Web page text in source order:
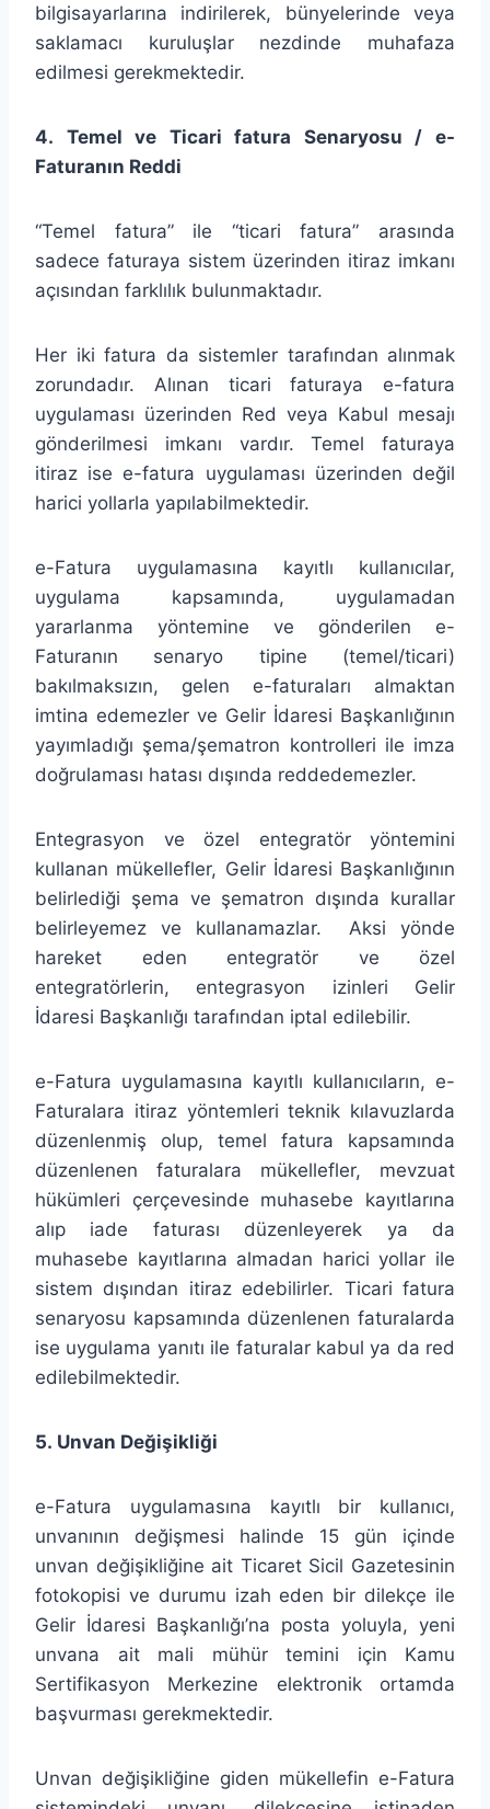
bilgisayarlarına indirilerek, bünyelerinde veya
saklamacı kuruluşlar nezdinde muhafaza
edilmesi gerekmektedir.
4. Temel ve Ticari fatura Senaryosu / e-
Faturanın Reddi
“Temel fatura” ile “ticari fatura” arasında
sadece faturaya sistem üzerinden itiraz imkanı
açısından farklılık bulunmaktadır.
Her iki fatura da sistemler tarafından alınmak
zorundadır. Alınan ticari faturaya e-fatura
uygulaması üzerinden Red veya Kabul mesajı
gönderilmesi imkanı vardır. Temel faturaya
itiraz ise e-fatura uygulaması üzerinden değil
harici yollarla yapılabilmektedir.
e-Fatura uygulamasına kayıtlı kullanıcılar,
uygulama kapsamında, uygulamadan
yararlanma yöntemine ve gönderilen e-
Faturanın senaryo tipine (temel/ticari)
bakılmaksızın, gelen e-faturaları almaktan
imtina edemezler ve Gelir İdaresi Başkanlığının
yayımladığı şema/şematron kontrolleri ile imza
doğrulaması hatası dışında reddedemezler.
Entegrasyon ve özel entegratör yöntemini
kullanan mükellefler, Gelir İdaresi Başkanlığının
belirlediği şema ve şematron dışında kurallar
belirleyemez ve kullanamazlar. Aksi yönde
hareket eden entegratör ve özel
entegratörlerin, entegrasyon izinleri Gelir
İdaresi Başkanlığı tarafından iptal edilebilir.
e-Fatura uygulamasına kayıtlı kullanıcıların, e-
Faturalara itiraz yöntemleri teknik kılavuzlarda
düzenlenmiş olup, temel fatura kapsamında
düzenlenen faturalara mükellefler, mevzuat
hükümleri çerçevesinde muhasebe kayıtlarına
alıp iade faturası düzenleyerek ya da
muhasebe kayıtlarına almadan harici yollar ile
sistem dışından itiraz edebilirler. Ticari fatura
senaryosu kapsamında düzenlenen faturalarda
ise uygulama yanıtı ile faturalar kabul ya da red
edilebilmektedir.
5. Unvan Değişikliği
e-Fatura uygulamasına kayıtlı bir kullanıcı,
unvanının değişmesi halinde 15 gün içinde
unvan değişikliğine ait Ticaret Sicil Gazetesinin
fotokopisi ve durumu izah eden bir dilekçe ile
Gelir İdaresi Başkanlığı’na posta yoluyla, yeni
unvana ait mali mühür temini için Kamu
Sertifikasyon Merkezine elektronik ortamda
başvurması gerekmektedir.
Unvan değişikliğine giden mükellefin e-Fatura